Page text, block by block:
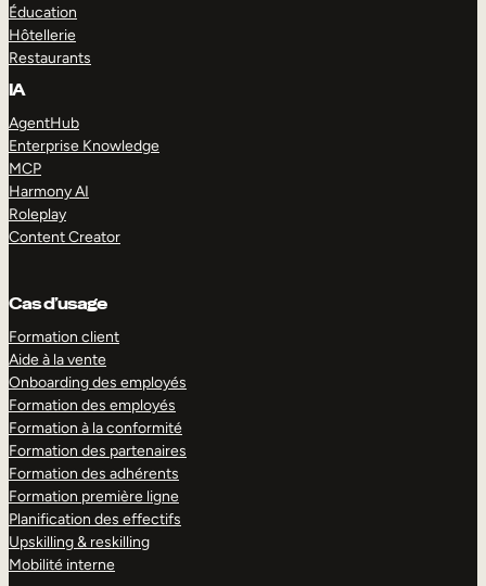
Éducation
Hôtellerie
Restaurants
IA
AgentHub
Enterprise Knowledge
MCP
Harmony AI
Roleplay
Content Creator
Cas d’usage
Formation client
Aide à la vente
Onboarding des employés
Formation des employés
Formation à la conformité
Formation des partenaires
Formation des adhérents
Formation première ligne
Planification des effectifs
Upskilling & reskilling
Mobilité interne